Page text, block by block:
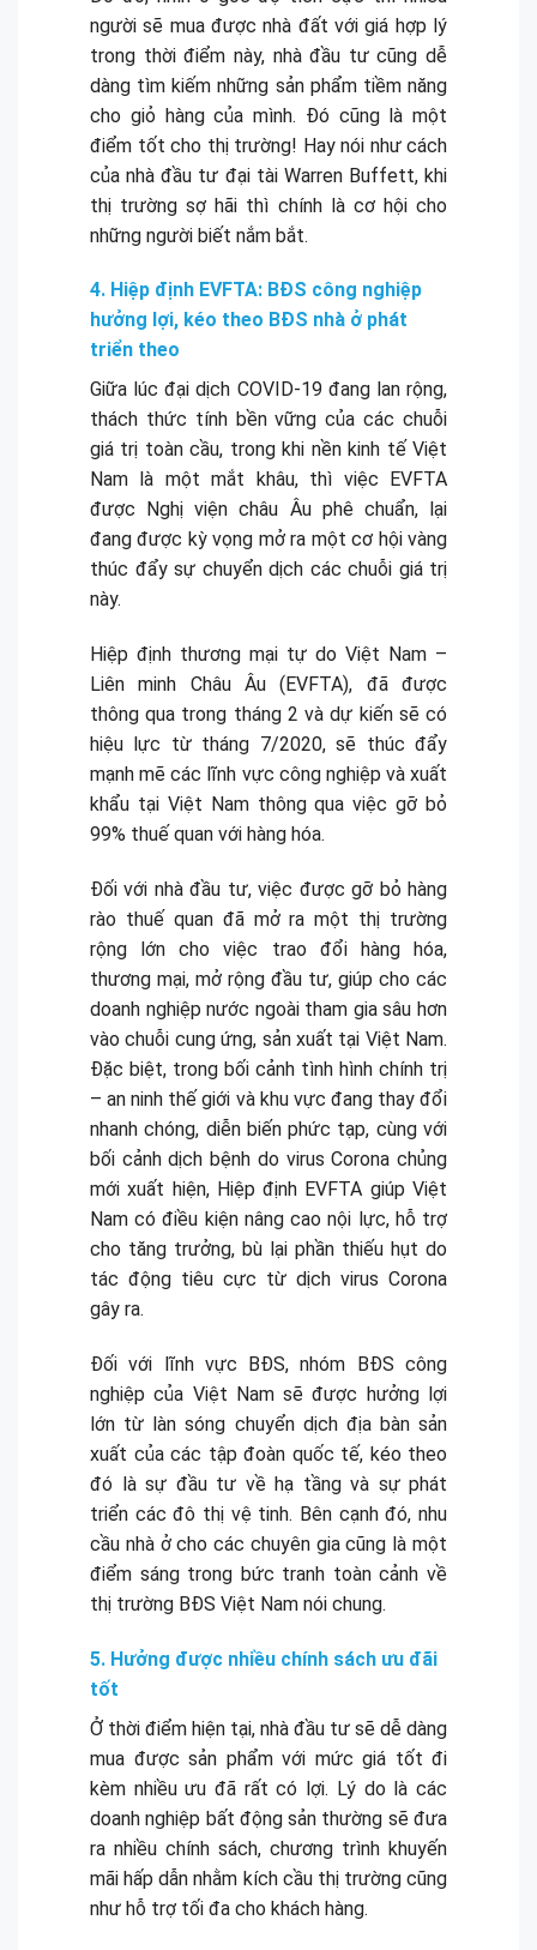
người sẽ mua được nhà đất với giá hợp lý
trong thời điểm này, nhà đầu tư cũng dễ
dàng tìm kiếm những sản phẩm tiềm năng
cho giỏ hàng của mình. Đó cũng là một
điểm tốt cho thị trường! Hay nói như cách
của nhà đầu tư đại tài Warren Buffett, khi
thị trường sợ hãi thì chính là cơ hội cho
những người biết nắm bắt.
4. Hiệp định EVFTA: BĐS công nghiệp
hưởng lợi, kéo theo BĐS nhà ở phát
triển theo
Giữa lúc đại dịch COVID-19 đang lan rộng,
thách thức tính bền vững của các chuỗi
giá trị toàn cầu, trong khi nền kinh tế Việt
Nam là một mắt khâu, thì việc EVFTA
được Nghị viện châu Âu phê chuẩn, lại
đang được kỳ vọng mở ra một cơ hội vàng
thúc đẩy sự chuyển dịch các chuỗi giá trị
này.
Hiệp định thương mại tự do Việt Nam –
Liên minh Châu Âu (EVFTA), đã được
thông qua trong tháng 2 và dự kiến sẽ có
hiệu lực từ tháng 7/2020, sẽ thúc đẩy
mạnh mẽ các lĩnh vực công nghiệp và xuất
khẩu tại Việt Nam thông qua việc gỡ bỏ
99% thuế quan với hàng hóa.
Đối với nhà đầu tư, việc được gỡ bỏ hàng
rào thuế quan đã mở ra một thị trường
rộng lớn cho việc trao đổi hàng hóa,
thương mại, mở rộng đầu tư, giúp cho các
doanh nghiệp nước ngoài tham gia sâu hơn
vào chuỗi cung ứng, sản xuất tại Việt Nam.
Đặc biệt, trong bối cảnh tình hình chính trị
– an ninh thế giới và khu vực đang thay đổi
nhanh chóng, diễn biến phức tạp, cùng với
bối cảnh dịch bệnh do virus Corona chủng
mới xuất hiện, Hiệp định EVFTA giúp Việt
Nam có điều kiện nâng cao nội lực, hỗ trợ
cho tăng trưởng, bù lại phần thiếu hụt do
tác động tiêu cực từ dịch virus Corona
gây ra.
Đối với lĩnh vực BĐS, nhóm BĐS công
nghiệp của Việt Nam sẽ được hưởng lợi
lớn từ làn sóng chuyển dịch địa bàn sản
xuất của các tập đoàn quốc tế, kéo theo
đó là sự đầu tư về hạ tầng và sự phát
triển các đô thị vệ tinh. Bên cạnh đó, nhu
cầu nhà ở cho các chuyên gia cũng là một
điểm sáng trong bức tranh toàn cảnh về
thị trường BĐS Việt Nam nói chung.
5. Hưởng được nhiều chính sách ưu đãi
tốt
Ở thời điểm hiện tại, nhà đầu tư sẽ dễ dàng
mua được sản phẩm với mức giá tốt đi
kèm nhiều ưu đã rất có lợi. Lý do là các
doanh nghiệp bất động sản thường sẽ đưa
ra nhiều chính sách, chương trình khuyến
mãi hấp dẫn nhằm kích cầu thị trường cũng
như hỗ trợ tối đa cho khách hàng.